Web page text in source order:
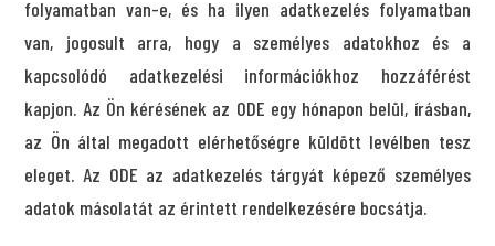
folyamatban van-e, és ha ilyen adatkezelés folyamatban
van, jogosult arra, hogy a személyes adatokhoz és a
kapcsolódó adatkezelési információkhoz hozzáférést
kapjon. Az Ön kérésének az ODE egy hónapon belül, írásban,
az Ön által megadott elérhetőségre küldött levélben tesz
eleget. Az ODE az adatkezelés tárgyát képező személyes
adatok másolatát az érintett rendelkezésére bocsátja.